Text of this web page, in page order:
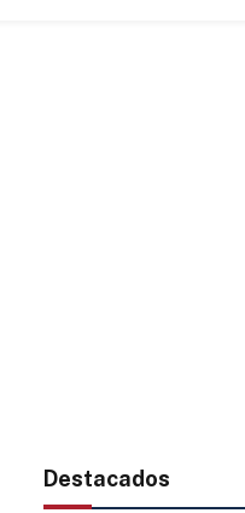
Destacados